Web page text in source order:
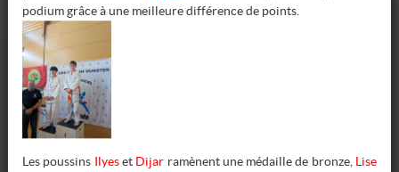
podium grâce à une meilleure différence de points.
Les poussins Ilyeset Dijar ramènent une médaille de bronze, Lise